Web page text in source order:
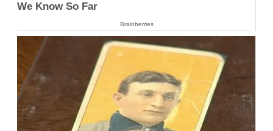
We Know So Far
Brainberries